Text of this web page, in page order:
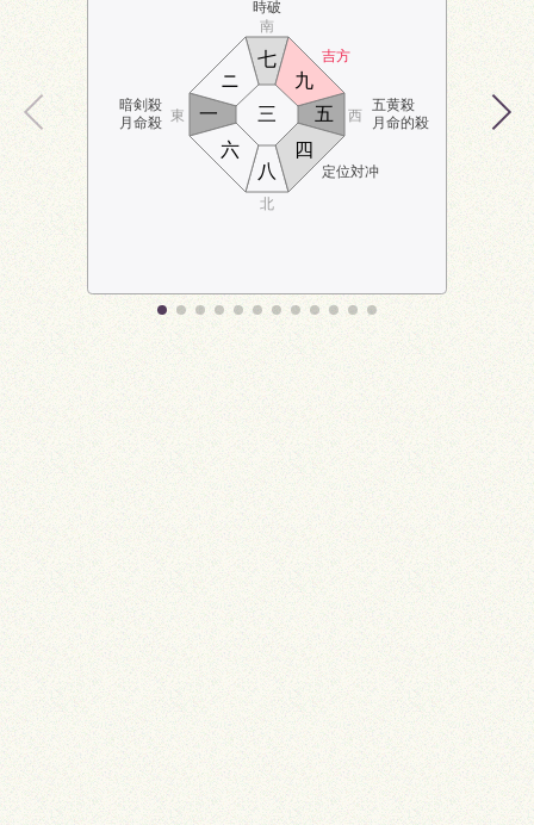
時破
吉方
暗剣殺
月命殺
五黄殺
月命的殺
定位対冲
南
北
東 西
八
九
一
ニ
三
四
五
六
七